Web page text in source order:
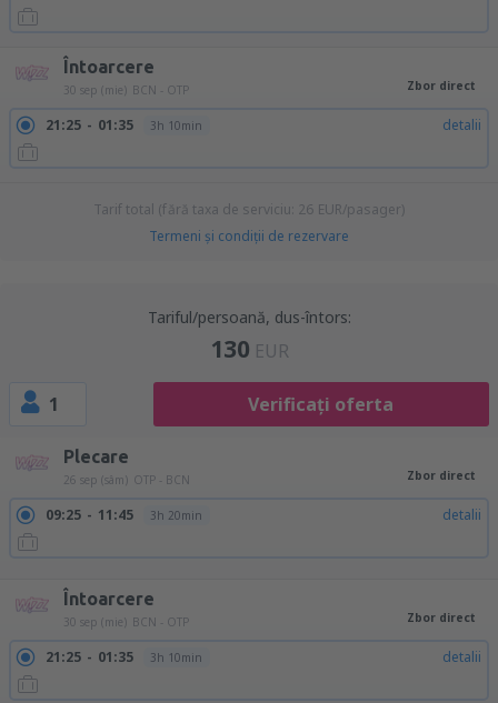
Întoarcere
30 sep (mie) BCN - OTP Zbor direct
21:25 01:35 3h 10min detalii
Tarif total (fără taxa de serviciu: 26 EUR/pasager)
Termeni şi condiţii de rezervare
Tariful/persoană, dus-întors:
130 EUR
1 Verificați oferta
Plecare
26 sep (sâm) OTP - BCN Zbor direct
09:25 11:45 3h 20min detalii
Întoarcere
30 sep (mie) BCN - OTP Zbor direct
21:25 01:35 3h 10min detalii